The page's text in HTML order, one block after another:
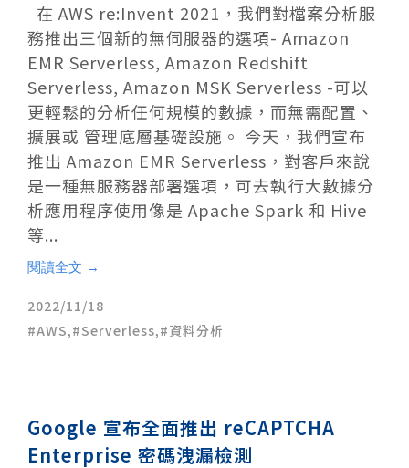
在 AWS re:Invent 2021，我們對檔案分析服
務推出三個新的無伺服器的選項- Amazon
EMR Serverless, Amazon Redshift
Serverless, Amazon MSK Serverless -可以
更輕鬆的分析任何規模的數據，而無需配置、
擴展或 管理底層基礎設施。 今天，我們宣布
推出 Amazon EMR Serverless，對客戶來說
是一種無服務器部署選項，可去執行大數據分
析應用程序使用像是 Apache Spark 和 Hive
等...
閱讀全文 →
2022/11/18
AWS, Serverless, 資料分析
Google 宣布全面推出 reCAPTCHA
Enterprise 密碼洩漏檢測